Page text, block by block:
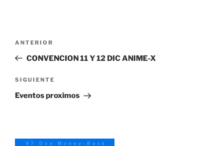
entradas
Entrada
anterior:
ANTERIOR
CONVENCION 11 Y 12 DIC ANIME-X
Siguiente
entrada
SIGUIENTE
Eventos proximos